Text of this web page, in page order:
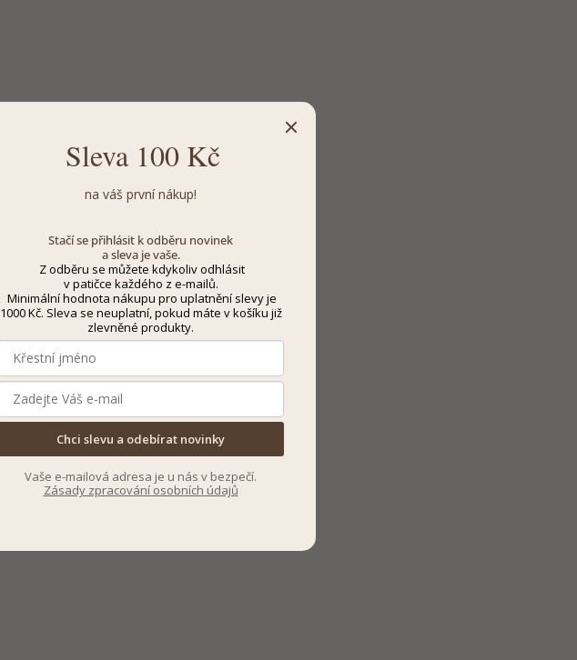
Sleva 100 Kč
na váš první nákup!
Stačí se přihlásit k odběru novinek
a sleva je vaše.
Z odběru se můžete kdykoliv odhlásit
v patičce každého z e-mailů.
Minimální hodnota nákupu pro uplatnění slevy je
1000 Kč. Sleva se neuplatní, pokud máte v košíku již
zlevněné produkty.
Chci slevu a odebírat novinky
Vaše e-mailová adresa je u nás v bezpečí.
Zásady zpracování osobních údajů